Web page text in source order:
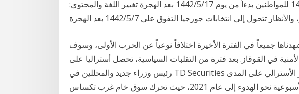
إلى 1460 دينار للمصارف و الـ 1470 للمواطنين بدءاً من يوم 17‏‏/5‏‏/1442 بعد الهجرة تغيير اللغة والمحتوى:
إلى انتخابات جورجيا التفوق على 7‏‏/5‏‏/1442 بعد الهجرة
جميعاً في الفترة الأخيرة اختلافاً نوعياً عن الحرب الأولى، وسوف
في القوقاز. بعد فترة من التقلبات السياسية، تحصل أستراليا على
رئيس وزراء جديد والمحللين في TD Securities لا يعتقدون أن هذا يغير توقعات الدولار الأسترالي على المدى
تتجه توقعات أسعار النفط الخام الأسبوعية نحو الهدوء إلى عام 2021، حيث تحرك سوق خام غرب تكساس